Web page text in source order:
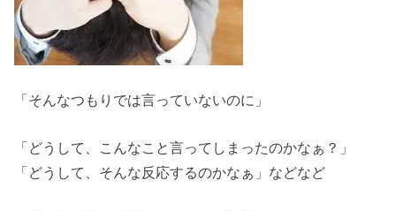
「そんなつもりでは言っていないのに」
「どうして、こんなこと言ってしまったのかなぁ？」
「どうして、そんな反応するのかなぁ」などなど